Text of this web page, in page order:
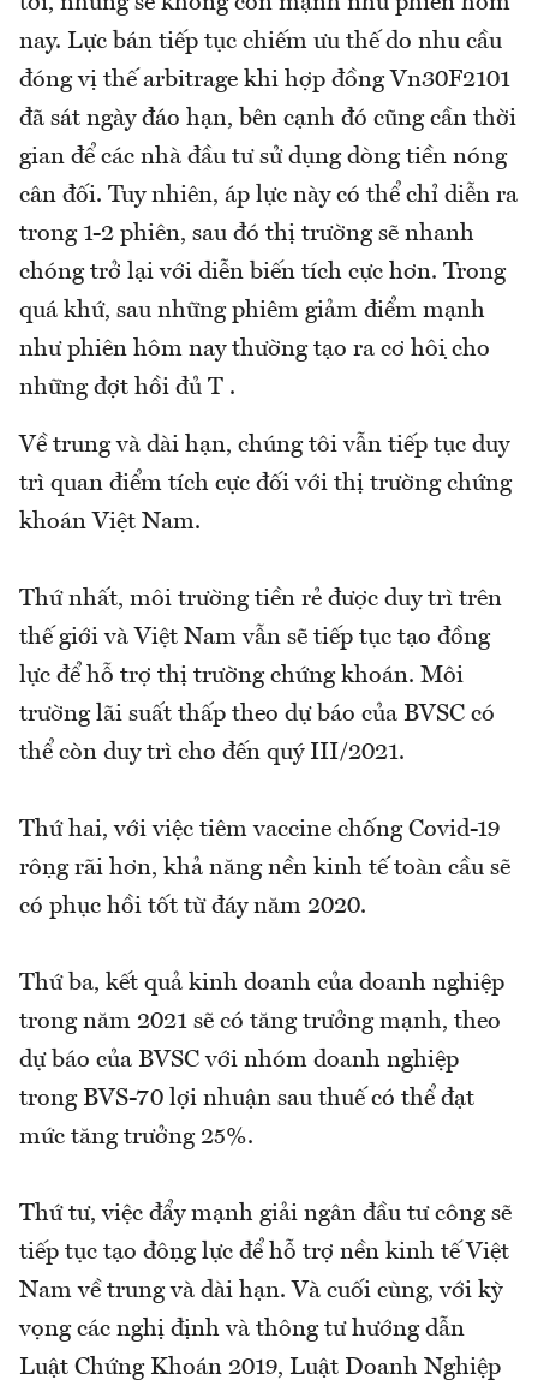
nay. Lực bán tiếp tục chiếm ưu thế do nhu cầu
đóng vị thế arbitrage khi hợp đồng Vn30F2101
đã sát ngày đáo hạn, bên cạnh đó cũng cần thời
gian để các nhà đầu tư sử dụng dòng tiền nóng
cân đối. Tuy nhiên, áp lực này có thể chỉ diễn ra
trong 1-2 phiên, sau đó thị trường sẽ nhanh
chóng trở lại với diễn biến tích cực hơn. Trong
quá khứ, sau những phiêm giảm điểm mạnh
như phiên hôm nay thường tạo ra cơ hội cho
những đợt hồi đủ T .
Về trung và dài hạn, chúng tôi vẫn tiếp tục duy
trì quan điểm tích cực đối với thị trường chứng
khoán Việt Nam.
Thứ nhất, môi trường tiền rẻ được duy trì trên
thế giới và Việt Nam vẫn sẽ tiếp tục tạo đồng
lực để hỗ trợ thị trường chứng khoán. Môi
trường lãi suất thấp theo dự báo của BVSC có
thể còn duy trì cho đến quý III/2021.
Thứ hai, với việc tiêm vaccine chống Covid-19
rộng rãi hơn, khả năng nền kinh tế toàn cầu sẽ
có phục hồi tốt từ đáy năm 2020.
Thứ ba, kết quả kinh doanh của doanh nghiệp
trong năm 2021 sẽ có tăng trưởng mạnh, theo
dự báo của BVSC với nhóm doanh nghiệp
trong BVS-70 lợi nhuận sau thuế có thể đạt
mức tăng trưởng 25%.
Thứ tư, việc đẩy mạnh giải ngân đầu tư công sẽ
tiếp tục tạo động lực để hỗ trợ nền kinh tế Việt
Nam về trung và dài hạn. Và cuối cùng, với kỳ
vọng các nghị định và thông tư hướng dẫn
Luật Chứng Khoán 2019, Luật Doanh Nghiệp